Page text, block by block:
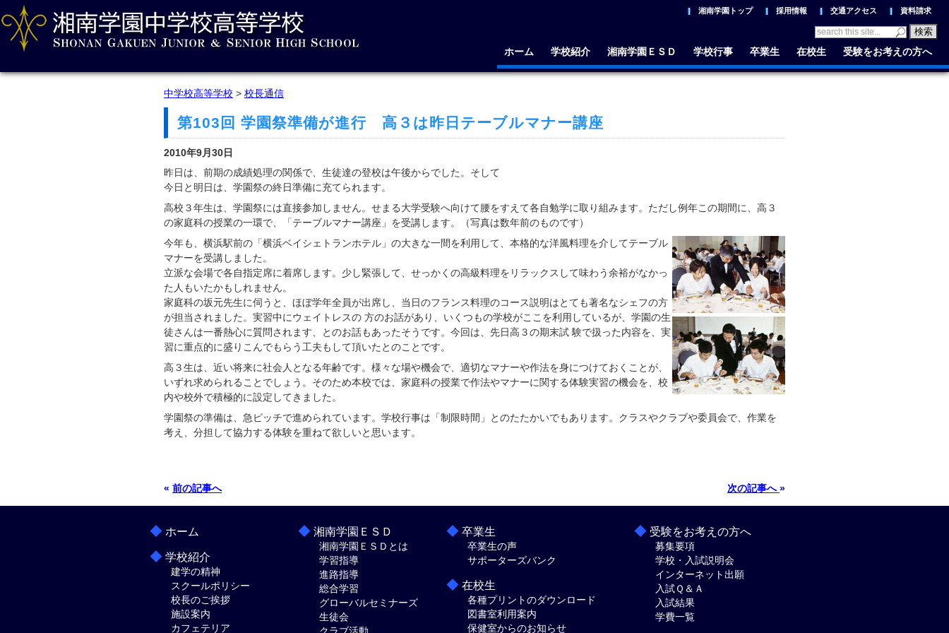
湘南学園トップ 採用情報 交通アクセス 資料請求
ホーム 学校紹介 湘南学園ＥＳＤ 学校行事 卒業生 在校生 受験をお考えの方へ
中学校高等学校 > 校長通信
第103回 学園祭準備が進行 高３は昨日テーブルマナー講座
2010年9月30日
昨日は、前期の成績処理の関係で、生徒達の登校は午後からでした。そして
今日と明日は、学園祭の終日準備に充てられます。
高校３年生は、学園祭には直接参加しません。せまる大学受験へ向けて腰をすえて各自勉学に取り組みます。ただし例年この期間に、高３
の家庭科の授業の一環で、「テーブルマナー講座」を受講します。（写真は数年前のものです）
今年も、横浜駅前の「横浜ベイシェトランホテル」の大きな一間を利用して、本格的な洋風料理を介してテーブル
マナーを受講しました。
立派な会場で各自指定席に着席します。少し緊張して、せっかくの高級料理をリラックスして味わう余裕がなかっ
た人もいたかもしれません。
家庭科の坂元先生に伺うと、ほぼ学年全員が出席し、当日のフランス料理のコース説明はとても著名なシェフの方
が担当されました。実習中にウェイトレスの 方のお話があり、いくつもの学校がここを利用しているが、学園の生
徒さんは一番熱心に質問されます、とのお話もあったそうです。今回は、先日高３の期末試 験で扱った内容を、実
習に重点的に盛りこんでもらう工夫もして頂いたとのことです。
高３生は、近い将来に社会人となる年齢です。様々な場や機会で、適切なマナーや作法を身につけておくことが、
いずれ求められることでしょう。そのため本校では、家庭科の授業で作法やマナーに関する体験実習の機会を、校
内や校外で積極的に設定してきました。
学園祭の準備は、急ピッチで進められています。学校行事は「制限時間」とのたたかいでもあります。クラスやクラブや委員会で、作業を
考え、分担して協力する体験を重ねて欲しいと思います。
« 前の記事へ 次の記事へ »
◆ ホーム
◆ 学校紹介
建学の精神
スクールポリシー
校長のご挨拶
施設案内
カフェテリア
◆ 湘南学園ＥＳＤ
湘南学園ＥＳＤとは
学習指導
進路指導
総合学習
グローバルセミナーズ
生徒会
◆ 卒業生
卒業生の声
サポーターズバンク
◆ 在校生
各種プリントのダウンロード
図書室利用案内
保健室からのお知らせ
◆ 受験をお考えの方へ
募集要項
学校・入試説明会
インターネット出願
入試Ｑ＆Ａ
入試結果
学費一覧